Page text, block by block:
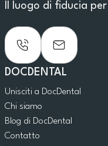
Il luogo di fiducia
DOCDENTAL
Unisciti a DocDental
Chi siamo
Blog di DocDental
Contatto